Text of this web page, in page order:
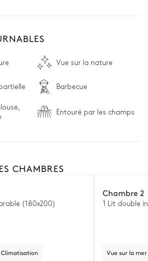
Vue sur la nature
Barbecue
Entouré par les champs
CHAMBRES
(180x200)
Climatisation
Chambre 2
1 Lit double
Vue sur la mer